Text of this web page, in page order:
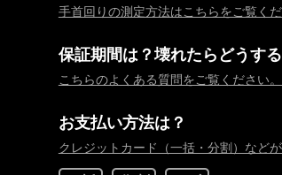
手首回りの測定方法はこちらをご覧くだ
保証期間は？壊れたらどうする
こちらのよくある質問をご覧ください
お支払い方法は？
クレジットカード（一括・分割）など